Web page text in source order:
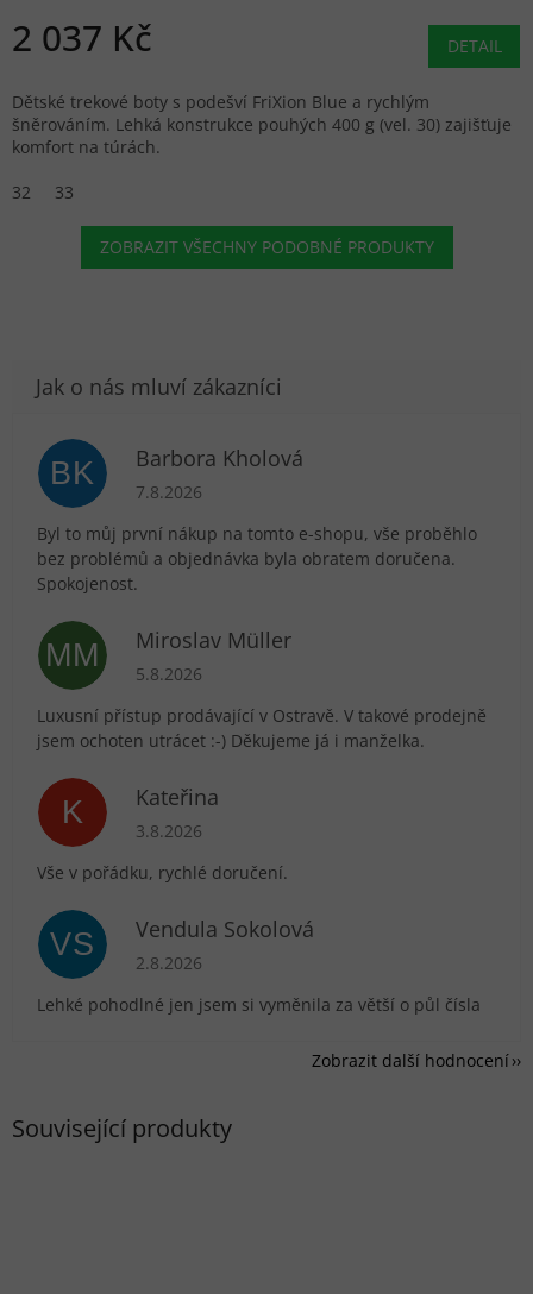
Související produkty
2 037 Kč DETAIL
Dětské trekové boty s podešví FriXion Blue a rychlým
šněrováním. Lehká konstrukce pouhých 400 g (vel. 30) zajišťuje
komfort na túrách.
32
33
ZOBRAZIT VŠECHNY PODOBNÉ PRODUKTY
BK Barbora Kholová
Hodnocení obchodu je 5 z 5 hvězdiček.
7.8.2026
Byl to můj první nákup na tomto e-shopu, vše proběhlo
bez problémů a objednávka byla obratem doručena.
Spokojenost.
MM Miroslav Müller
Hodnocení obchodu je 5 z 5 hvězdiček.
5.8.2026
Luxusní přístup prodávající v Ostravě. V takové prodejně
jsem ochoten utrácet :-) Děkujeme já i manželka.
K Kateřina
Hodnocení obchodu je 5 z 5 hvězdiček.
3.8.2026
Vše v pořádku, rychlé doručení.
VS Vendula Sokolová
Hodnocení obchodu je 5 z 5 hvězdiček.
2.8.2026
Lehké pohodlné jen jsem si vyměnila za větší o půl čísla
Zobrazit další hodnocení